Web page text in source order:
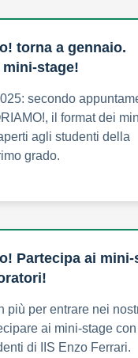
torna a gennaio.
stage!
secondo
il format dei
agli studenti della
grado.
Partecipa ai mini-
più per entrare nei
ai mini-stage con
di IIS Enzo Ferrari.